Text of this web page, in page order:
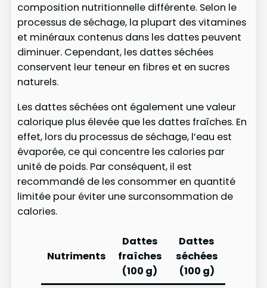
composition nutritionnelle différente. Selon le
processus de séchage, la plupart des vitamines
et minéraux contenus dans les dattes peuvent
diminuer. Cependant, les dattes séchées
conservent leur teneur en fibres et en sucres
naturels.
Les dattes séchées ont également une valeur
calorique plus élevée que les dattes fraîches. En
effet, lors du processus de séchage, l’eau est
évaporée, ce qui concentre les calories par
unité de poids. Par conséquent, il est
recommandé de les consommer en quantité
limitée pour éviter une surconsommation de
calories.
Nutriments
Dattes
fraîches
(100 g)
Dattes
séchées
(100 g)